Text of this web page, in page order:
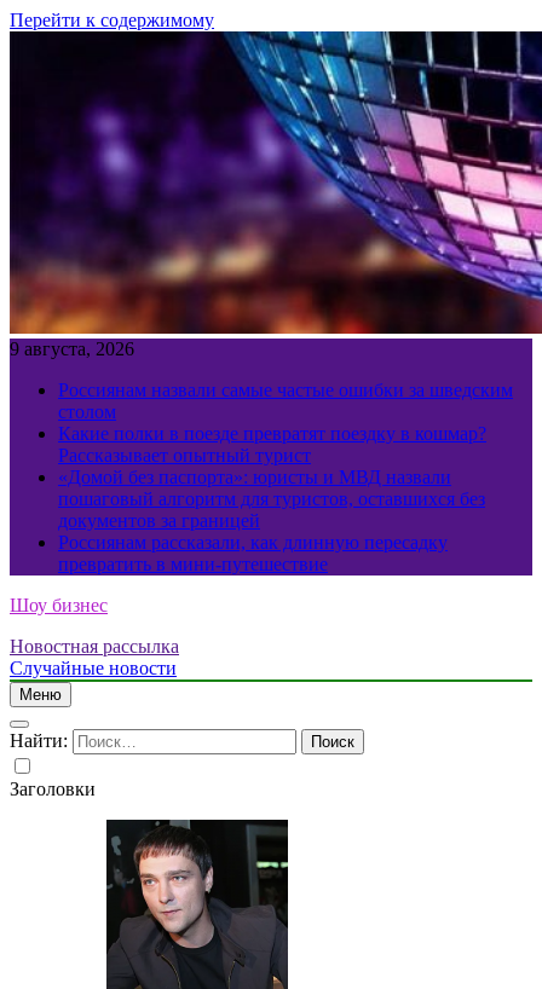
Перейти к содержимому
9 августа, 2026
Россиянам назвали самые частые ошибки за шведским
столом
Какие полки в поезде превратят поездку в кошмар?
Рассказывает опытный турист
«Домой без паспорта»: юристы и МВД назвали
пошаговый алгоритм для туристов, оставшихся без
документов за границей
Россиянам рассказали, как длинную пересадку
превратить в мини-путешествие
Шоу бизнес
Новостная рассылка
Случайные новости
Меню
Найти:
Заголовки